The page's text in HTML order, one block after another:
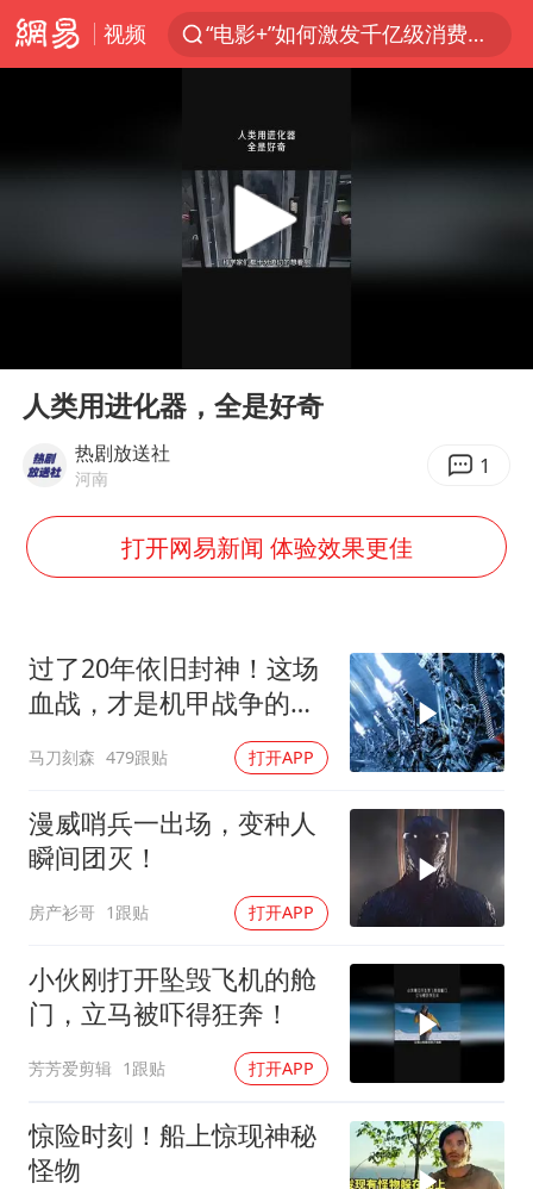
视频
“电影+”如何激发千亿级消费新活力？
胜宏科技：股票交易异常波动
“秋天的第一杯奶茶”6岁了
国乒男单横滨冠军赛全军覆没
美股存储板块集体大跌
U17国足点球大战淘汰河床晋级决赛
日本试射“战斧”导弹，国防部回应
中国女篮70-67险胜尼日利亚女篮
名创优品回应女子吐槽内裤质量差
夯实基础开新局
Play
人类用进化器，全是好奇
热剧放送社
河南 1
打开网易新闻 体验效果更佳
过了20年依旧封神！这场
血战，才是机甲战争的真
马刀刻森 479跟贴 打开APP
漫威哨兵一出场，变种人
瞬间团灭！
房产衫哥 1跟贴 打开APP
小伙刚打开坠毁飞机的舱
门，立马被吓得狂奔！
芳芳爱剪辑 1跟贴 打开APP
惊险时刻！船上惊现神秘
怪物